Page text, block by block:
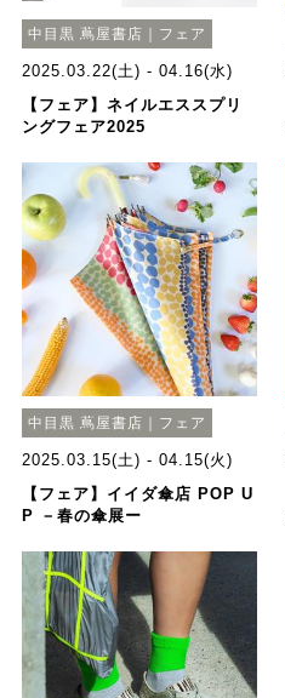
中目黒 蔦屋書店｜フェア
2025.03.22(土) - 04.16(水)
【フェア】ネイルエススプリ
ングフェア2025
中目黒 蔦屋書店｜フェア
2025.03.15(土) - 04.15(火)
【フェア】イイダ傘店 POP U
P －春の傘展ー